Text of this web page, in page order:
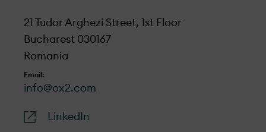
21 Tudor Arghezi Street, 1st Floor
Bucharest 030167
Romania
Email:
info@ox2.com
LinkedIn